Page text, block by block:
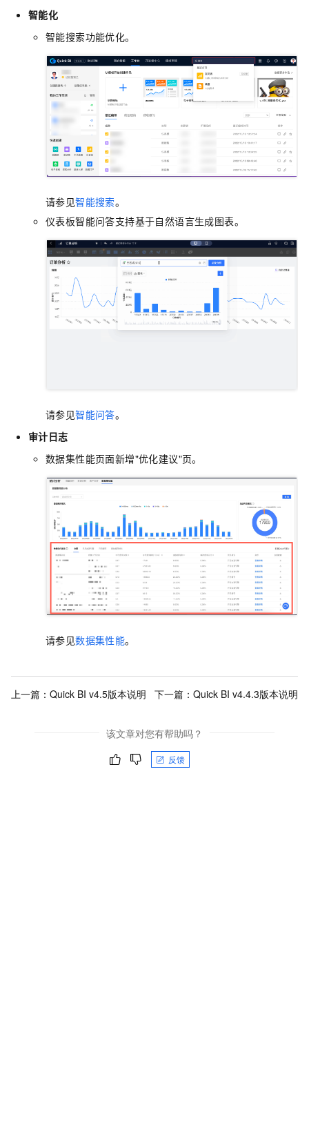
智能化
智能搜索功能优化。
请参见智能搜索。
仪表板智能问答支持基于自然语言生成图表。
请参见智能问答。
审计日志
数据集性能页面新增"优化建议"页。
请参见数据集性能。
上一篇： Quick BI v4.5版本说明 下一篇： Quick BI v4.4.3版本说明
该文章对您有帮助吗？
反馈